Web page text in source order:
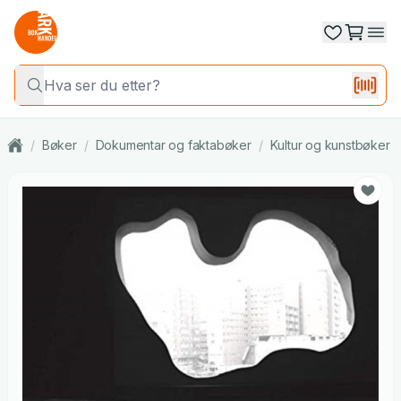
/ Bøker / Dokumentar og faktabøker / Kultur og kunstbøker